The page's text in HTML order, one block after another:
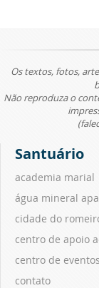
Os textos, fotos,
Não reproduza o
Santuário
academia marial
água mineral
cidade do
centro de apoio
centro de
contato